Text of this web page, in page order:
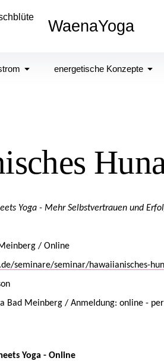
WaenaYoga
energetische Konzepte
Yoga - Mehr Selbstvertrauen und
/ Online
seminare/seminar/hawaiianisches-
Bad Meinberg / Anmeldung: online -
Yoga - Online